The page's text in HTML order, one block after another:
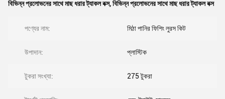
বিভিন্ন প্রলোভনের সাথে মাছ ধরার ট্যাকল বক্স,বিভিন্ন প্রলোভনের সাথে মাছ ধরার ট্যাকল বক্স
পণ্যের নাম: মিঠা পানির ফিশিং লুরস কিট
উপাদান: প্লাস্টিক
টুকরা সংখ্যা: 275 টুকরা